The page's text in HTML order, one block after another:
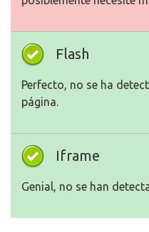
Flash
Perfecto, no se ha
página.
Iframe
Genial, no se han